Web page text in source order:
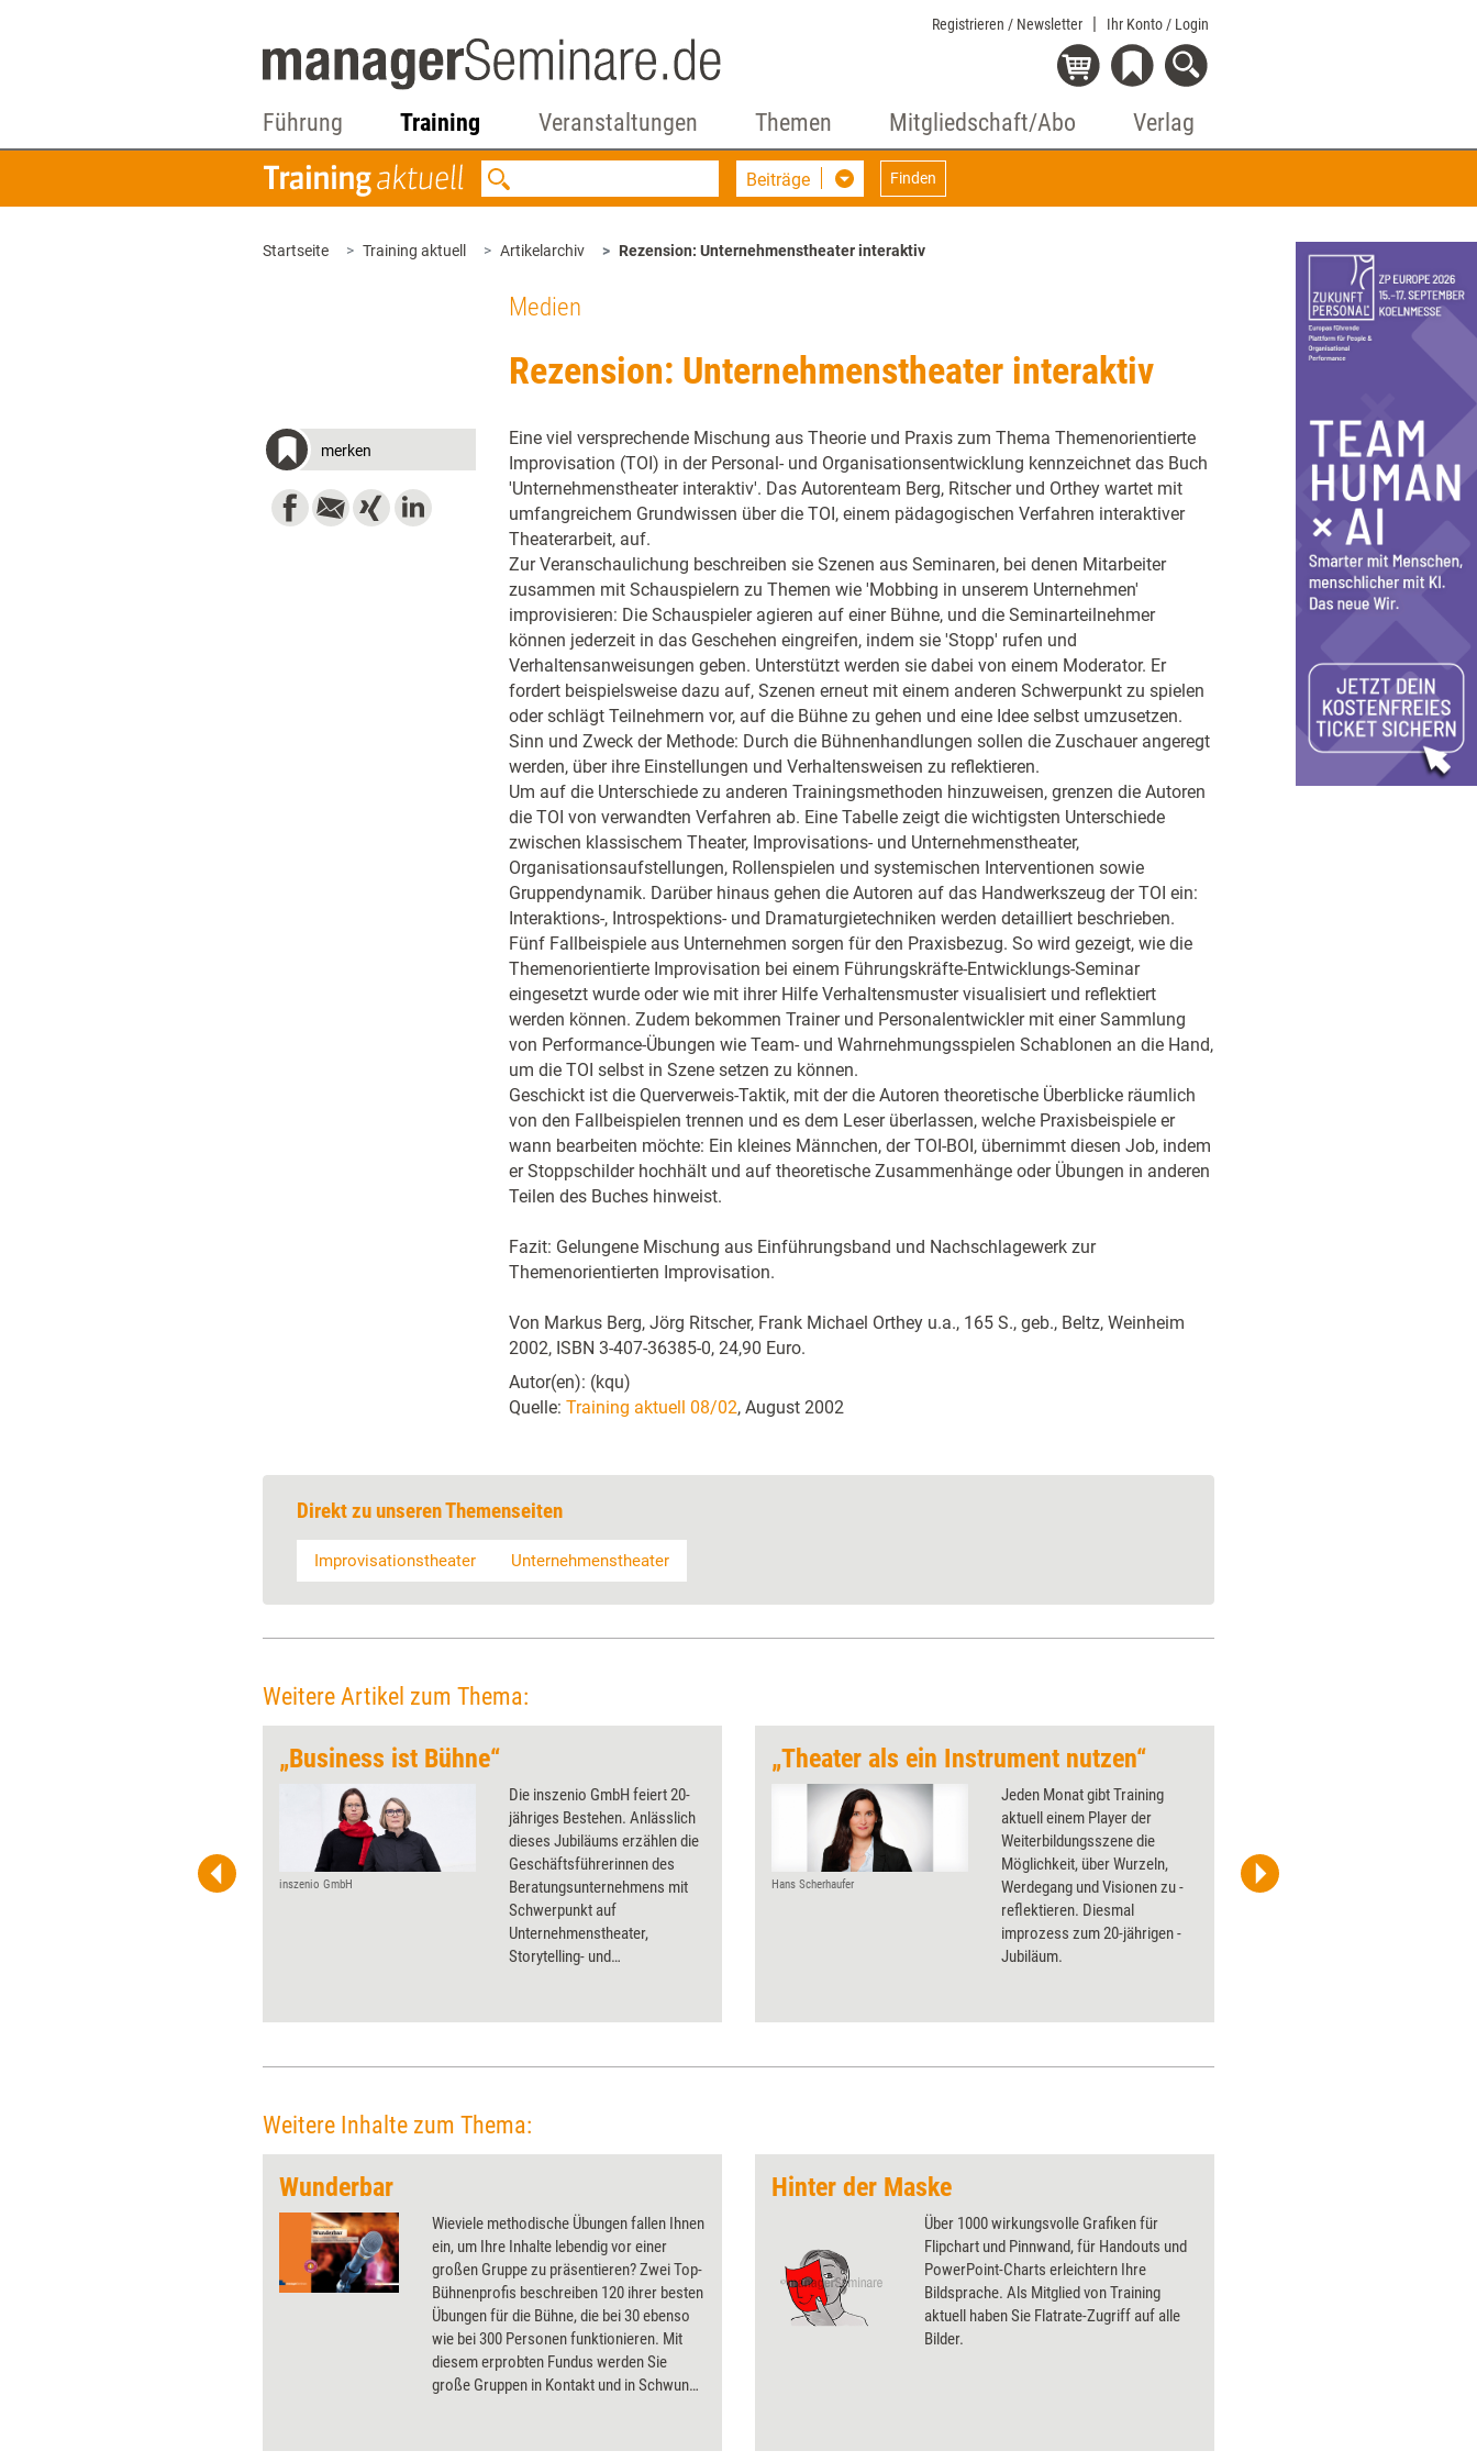
Registrieren / Newsletter Ihr Konto / Login
Führung Training Veranstaltungen Themen Mitgliedschaft/Abo Verlag
Beiträge Finden
Startseite Training aktuell Artikelarchiv Rezension: Unternehmenstheater interaktiv
Medien
Rezension: Unternehmenstheater interaktiv
merken
Eine viel versprechende Mischung aus Theorie und Praxis zum Thema Themenorientierte
Improvisation (TOI) in der Personal- und Organisationsentwicklung kennzeichnet das Buch
'Unternehmenstheater interaktiv'. Das Autorenteam Berg, Ritscher und Orthey wartet mit
umfangreichem Grundwissen über die TOI, einem pädagogischen Verfahren interaktiver
Theaterarbeit, auf.
Zur Veranschaulichung beschreiben sie Szenen aus Seminaren, bei denen Mitarbeiter
zusammen mit Schauspielern zu Themen wie 'Mobbing in unserem Unternehmen'
improvisieren: Die Schauspieler agieren auf einer Bühne, und die Seminarteilnehmer
können jederzeit in das Geschehen eingreifen, indem sie 'Stopp' rufen und
Verhaltensanweisungen geben. Unterstützt werden sie dabei von einem Moderator. Er
fordert beispielsweise dazu auf, Szenen erneut mit einem anderen Schwerpunkt zu spielen
oder schlägt Teilnehmern vor, auf die Bühne zu gehen und eine Idee selbst umzusetzen.
Sinn und Zweck der Methode: Durch die Bühnenhandlungen sollen die Zuschauer angeregt
werden, über ihre Einstellungen und Verhaltensweisen zu reflektieren.
Um auf die Unterschiede zu anderen Trainingsmethoden hinzuweisen, grenzen die Autoren
die TOI von verwandten Verfahren ab. Eine Tabelle zeigt die wichtigsten Unterschiede
zwischen klassischem Theater, Improvisations- und Unternehmenstheater,
Organisationsaufstellungen, Rollenspielen und systemischen Interventionen sowie
Gruppendynamik. Darüber hinaus gehen die Autoren auf das Handwerkszeug der TOI ein:
Interaktions-, Introspektions- und Dramaturgietechniken werden detailliert beschrieben.
Fünf Fallbeispiele aus Unternehmen sorgen für den Praxisbezug. So wird gezeigt, wie die
Themenorientierte Improvisation bei einem Führungskräfte-Entwicklungs-Seminar
eingesetzt wurde oder wie mit ihrer Hilfe Verhaltensmuster visualisiert und reflektiert
werden können. Zudem bekommen Trainer und Personalentwickler mit einer Sammlung
von Performance-Übungen wie Team- und Wahrnehmungsspielen Schablonen an die Hand,
um die TOI selbst in Szene setzen zu können.
Geschickt ist die Querverweis-Taktik, mit der die Autoren theoretische Überblicke räumlich
von den Fallbeispielen trennen und es dem Leser überlassen, welche Praxisbeispiele er
wann bearbeiten möchte: Ein kleines Männchen, der TOI-BOI, übernimmt diesen Job, indem
er Stoppschilder hochhält und auf theoretische Zusammenhänge oder Übungen in anderen
Teilen des Buches hinweist.
Fazit: Gelungene Mischung aus Einführungsband und Nachschlagewerk zur
Themenorientierten Improvisation.
Von Markus Berg, Jörg Ritscher, Frank Michael Orthey u.a., 165 S., geb., Beltz, Weinheim
2002, ISBN 3-407-36385-0, 24,90 Euro.
Autor(en): (kqu)
Quelle: Training aktuell 08/02, August 2002
Direkt zu unseren Themenseiten
Improvisationstheater Unternehmenstheater
Weitere Artikel zum Thema:
„Business ist Bühne“
inszenio GmbH
Die inszenio GmbH feiert 20-
jähriges Bestehen. Anlässlich
dieses Jubiläums erzählen die
Geschäftsführerinnen des
Beratungsunternehmens mit
Schwerpunkt auf
Unternehmenstheater,
Storytelling- und
Angebot ist und welches große
„Theater als ein Instrument nutzen“
Hans Scherhaufer
Jeden Monat gibt Training
aktuell einem Player der
Weiterbildungsszene die
Möglichkeit, über Wurzeln,
Werdegang und Visionen zu ­
reflektieren. Diesmal
improzess zum 20-jährigen ­
Jubiläum.
Steife Brise
Weitere Inhalte zum Thema:
Wunderbar
Wieviele methodische Übungen fallen Ihnen
ein, um Ihre Inhalte lebendig vor einer
großen Gruppe zu präsentieren? Zwei Top-
Bühnenprofis beschreiben 120 ihrer besten
Übungen für die Bühne, die bei 30 ebenso
wie bei 300 Personen funktionieren. Mit
diesem erprobten Fundus werden Sie
große Gruppen in Kontakt und in Schwung
erzeugen Sie Denkpausen, schaffen
Hinter der Maske
Über 1000 wirkungsvolle Grafiken für
Flipchart und Pinnwand, für Handouts und
PowerPoint-Charts erleichtern Ihre
Bildsprache. Als Mitglied von Training
aktuell haben Sie Flatrate-Zugriff auf alle
Bilder.